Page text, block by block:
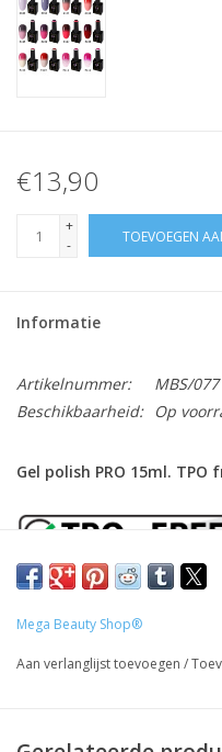
Nail Mist
€13,90
+
-
TOEVOEGEN
Informatie
Artikelnummer:
MBS/077
Beschikbaarheid:
Op
Gel polish PRO 15ml. TPO
Diphenylphosphine Oxide)
met een gevoelige huid of
Mega Beauty Shop®
Aan verlanglijst toevoegen /